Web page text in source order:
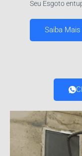
Seu Esgoto
Saiba Mais